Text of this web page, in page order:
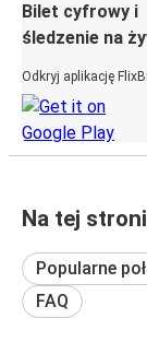
Bilet cyfrowy i
śledzenie na
Odkryj aplikację
Na tej
Popularne
FAQ